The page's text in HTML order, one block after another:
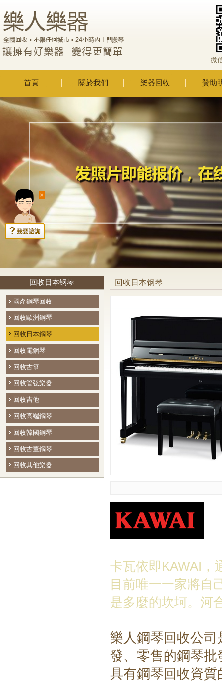
微
首頁 關於我們 樂器回收 贊助
回收日本钢琴
國產鋼琴回收
回收歐洲鋼琴
回收日本鋼琴
回收電鋼琴
回收古箏
回收管弦樂器
回收吉他
回收高端鋼琴
回收韓國鋼琴
回收古董鋼琴
回收其他樂器
回收日本钢琴
卡瓦依即KAWAI，
目前唯一一家將自
是多麼的坎坷。河
樂人鋼琴回收公
發、零售的鋼琴
具有鋼琴回收資質
×